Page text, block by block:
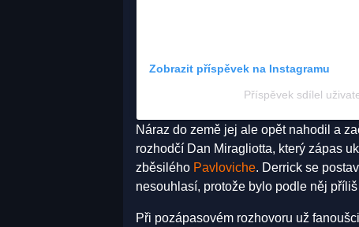
Zobrazit příspěvek na Instagramu
Příspěvek sdílel
Náraz do země jej ale opět nahodil a
rozhodčí Dan Miragliotta, který zápas
zběsilého Pavloviche. Derrick se
nesouhlasí, protože bylo podle něj
Při pozápasovém rozhovoru už